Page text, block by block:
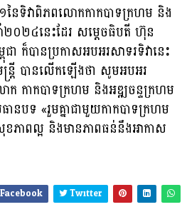
ៃទិវាពិភពលោកកាកបាទក្រហម និង
២០២៤នេះដែរ សម្តេចធិបតី ហ៊ុន
ជា ក៏បាន​ប្រកាស​អបអរសាទរទិវានេះ
រ្តី បានលើកឡើងថា សូមអបអរ
កាកបាទក្រហម និងអឌ្ឍចន្ទក្រហម
បទ «រួមគ្នាជាមួយកាកបាទក្រហម
ភាពល្អ និងមានភាពធន់​នឹងអាកាស
Facebook Twitter